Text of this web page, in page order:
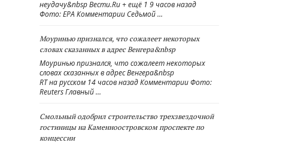
неудачу&nbsp Вести.Ru + ещё 1 9 часов назад
Фото: EPA Комментарии Седьмой …
Моуринью признался, что сожалеет некоторых
словах сказанных в адрес Венгера&nbsp
Моуринью признался, что сожалеет некоторых
словах сказанных в адрес Венгера&nbsp
RT на русском 14 часов назад Комментарии Фото:
Reuters Главный …
Смольный одобрил строительство трехзвездочной
гостиницы на Каменноостровском проспекте по
концессии